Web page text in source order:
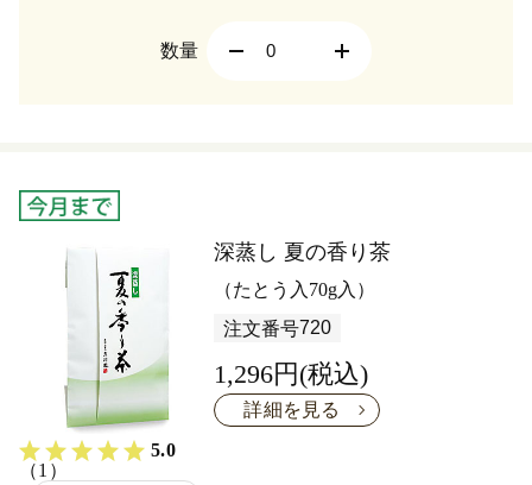
数量
5.0
（1）
深蒸し 夏の香り茶
（たとう入70g入）
注文番号720
1,296円(税込)
詳細を見る